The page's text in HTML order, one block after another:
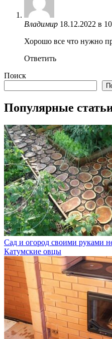
Владимир 18.12.2022 в
Хорошо все что нужно
Ответить
Поиск
Популярные
Сад и огород своими руками
Катумские овцы